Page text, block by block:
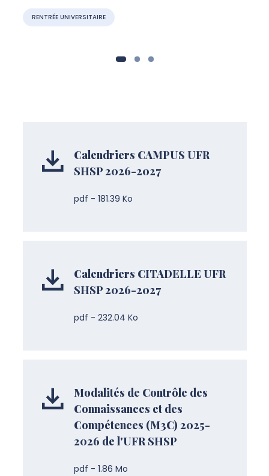
RENTRÉE UNIVERSITAIRE
Calendriers CAMPUS UFR
SHSP 2026-2027
pdf - 181.39 Ko
Calendriers CITADELLE UFR
SHSP 2026-2027
pdf - 232.04 Ko
Modalités de Contrôle des
Connaissances et des
Compétences (M3C) 2025-
2026 de l'UFR SHSP
pdf - 1.86 Mo